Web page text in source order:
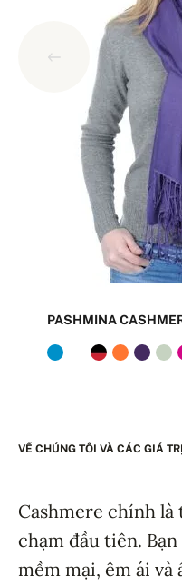
PASHMINA
VỀ CHÚNG TÔI VÀ CÁC GIÁ TRỊ
Cashmere chính
chạm đầu tiên.
mềm mại, êm ái